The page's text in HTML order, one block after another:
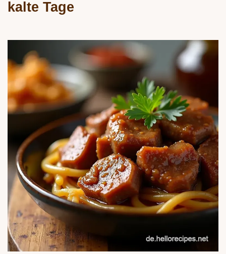
kalte Tage